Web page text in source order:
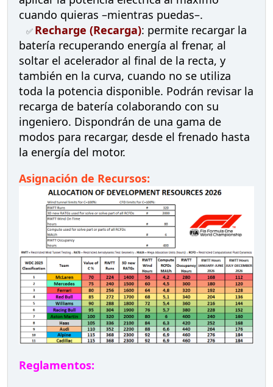
cuando quieras –mientras puedas–.
✅ Recharge (Recarga): permite recargar la
batería recuperando energía al frenar, al
soltar el acelerador al final de la recta, y
también en la curva, cuando no se utiliza
toda la potencia disponible. Podrán revisar la
recarga de batería colaborando con su
ingeniero. Dispondrán de una gama de
modos para recargar, desde el frenado hasta
la energía del motor.
Asignación de Recursos:
Reglamentos: